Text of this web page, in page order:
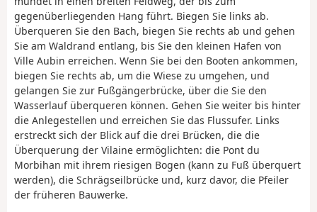
gegenüberliegenden Hang führt. Biegen Sie links ab.
Überqueren Sie den Bach, biegen Sie rechts ab und gehen
Sie am Waldrand entlang, bis Sie den kleinen Hafen von
Ville Aubin erreichen. Wenn Sie bei den Booten ankommen,
biegen Sie rechts ab, um die Wiese zu umgehen, und
gelangen Sie zur Fußgängerbrücke, über die Sie den
Wasserlauf überqueren können. Gehen Sie weiter bis hinter
die Anlegestellen und erreichen Sie das Flussufer. Links
erstreckt sich der Blick auf die drei Brücken, die die
Überquerung der Vilaine ermöglichten: die Pont du
Morbihan mit ihrem riesigen Bogen (kann zu Fuß überquert
werden), die Schrägseilbrücke und, kurz davor, die Pfeiler
der früheren Bauwerke.